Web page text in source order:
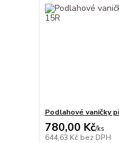
Podlahové vaničky
780,00 Kč/ks
644,63 Kč bez DPH